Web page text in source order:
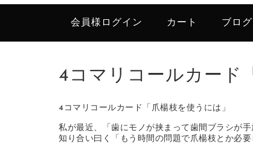
会員様ログイン カート ブロ
4コマリコールカード
4コマリコールカード「爪楊枝を使うには」
私が最近、「歯にモノが挟まって歯間ブラシが手
知り合い曰く「もう時間の問題で爪楊枝とか必要